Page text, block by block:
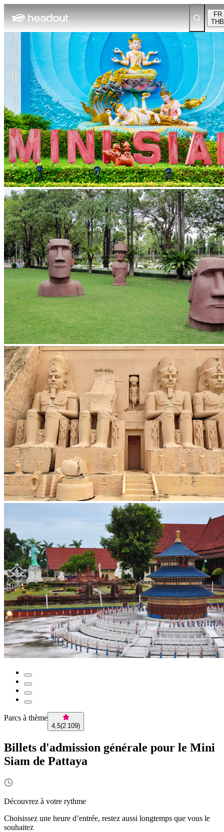
FR
THB
Parcs à thème
4,5(2 109)
Billets d'admission générale pour le Mini
Siam de Pattaya
Découvrez à votre rythme
Choisissez une heure d’entrée, restez aussi longtemps que vous le
souhaitez